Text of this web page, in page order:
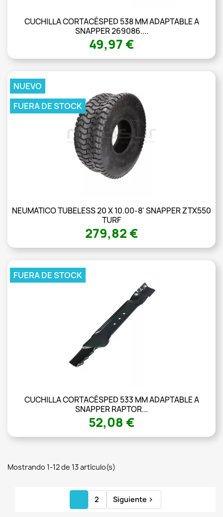
CUCHILLA CORTACÉSPED 538 MM ADAPTABLE A
SNAPPER 269086....
49,97 €
NEUMATICO TUBELESS 20 X 10.00-8' SNAPPER ZTX550
TURF
279,82 €
NUEVO
FUERA DE STOCK
CUCHILLA CORTACÉSPED 533 MM ADAPTABLE A
SNAPPER RAPTOR...
52,08 €
FUERA DE STOCK
Mostrando 1-12 de 13 artículo(s)
2 Siguiente 